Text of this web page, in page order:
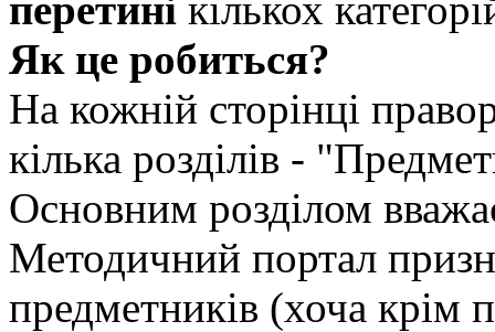
Як це робиться?
На кожній сторінці
кілька розділів -
Основним розділом
Методичний портал
предметників (хоча крім